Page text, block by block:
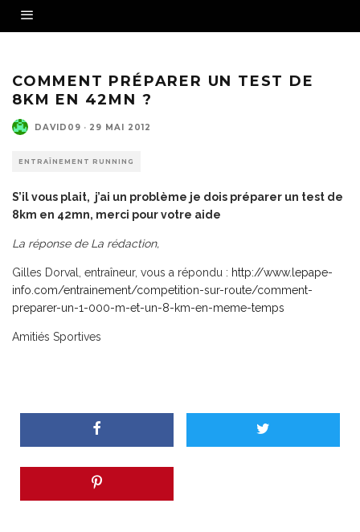
COMMENT PRÉPARER UN TEST DE
8KM EN 42MN ?
DAVID09 · 29 MAI 2012
ENTRAÎNEMENT RUNNING
S’il vous plait, j’ai un problème je dois préparer un test de
8km en 42mn, merci pour votre aide
La réponse de La rédaction,
Gilles Dorval, entraîneur, vous a répondu : http://www.lepape-
info.com/entrainement/competition-sur-route/comment-
preparer-un-1-000-m-et-un-8-km-en-meme-temps
Amitiés Sportives